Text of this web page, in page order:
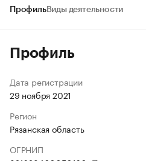
ПрофильВиды деятельности
Профиль
Дата регистрации
29 ноября 2021
Регион
Рязанская область
ОГРНИП